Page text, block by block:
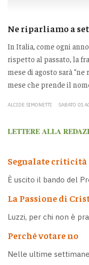
Ne riparliamo a
In Italia, come ogni
rispetto al passato, la
mese di agosto sarà
mese che prende il
ALCIDE SIMONETTI SABATO 01
LETTERE ALLA
Segnalate criticità
È uscito il bando del
La Passione di
Luzzi, per chi non è
Perché votare no
Nelle ultime